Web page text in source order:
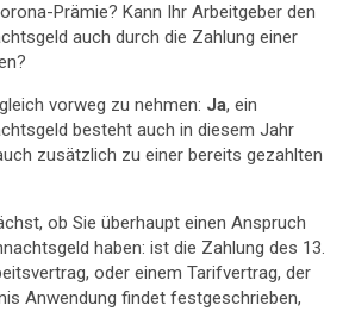
Prämie? Kann Ihr Arbeitgeber den
auch durch die Zahlung einer
vorweg zu nehmen: Ja, ein
besteht auch in diesem Jahr
zusätzlich zu einer bereits gezahlten
ob Sie überhaupt einen Anspruch
haben: ist die Zahlung des 13.
oder einem Tarifvertrag, der
Anwendung findet festgeschrieben,